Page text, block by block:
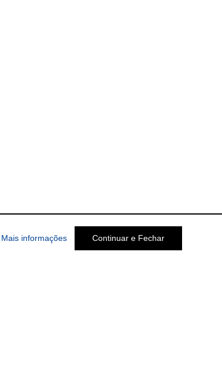
Mais informações Continuar e Fechar